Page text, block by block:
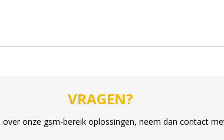
VRAGEN?
over onze gsm-bereik oplossingen, neem dan contact